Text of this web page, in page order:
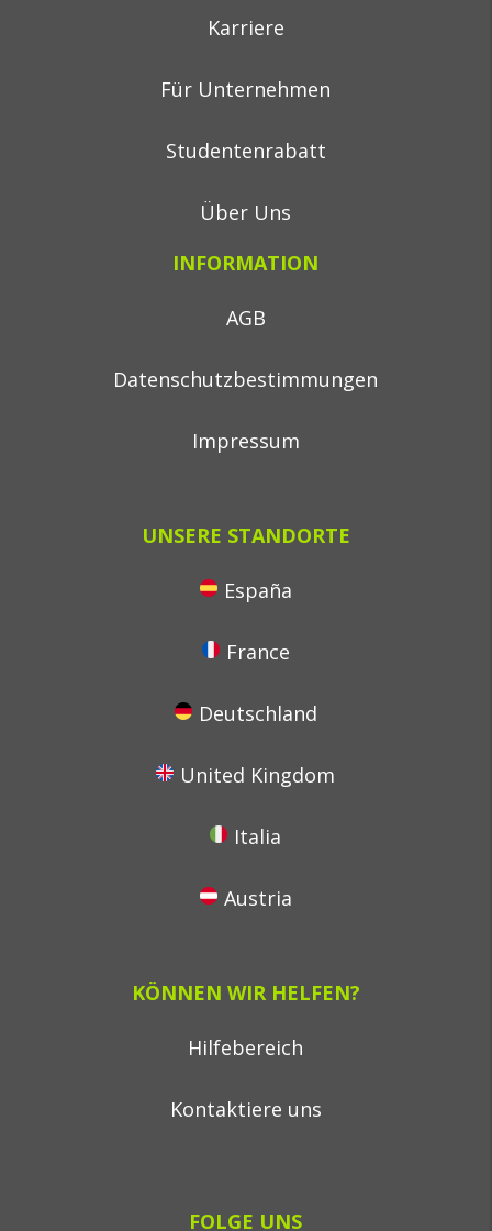
Karriere
Für Unternehmen
Studentenrabatt
Über Uns
INFORMATION
AGB
Datenschutzbestimmungen
Impressum
UNSERE STANDORTE
España
France
Deutschland
United Kingdom
Italia
Austria
KÖNNEN WIR HELFEN?
Hilfebereich
Kontaktiere uns
FOLGE UNS